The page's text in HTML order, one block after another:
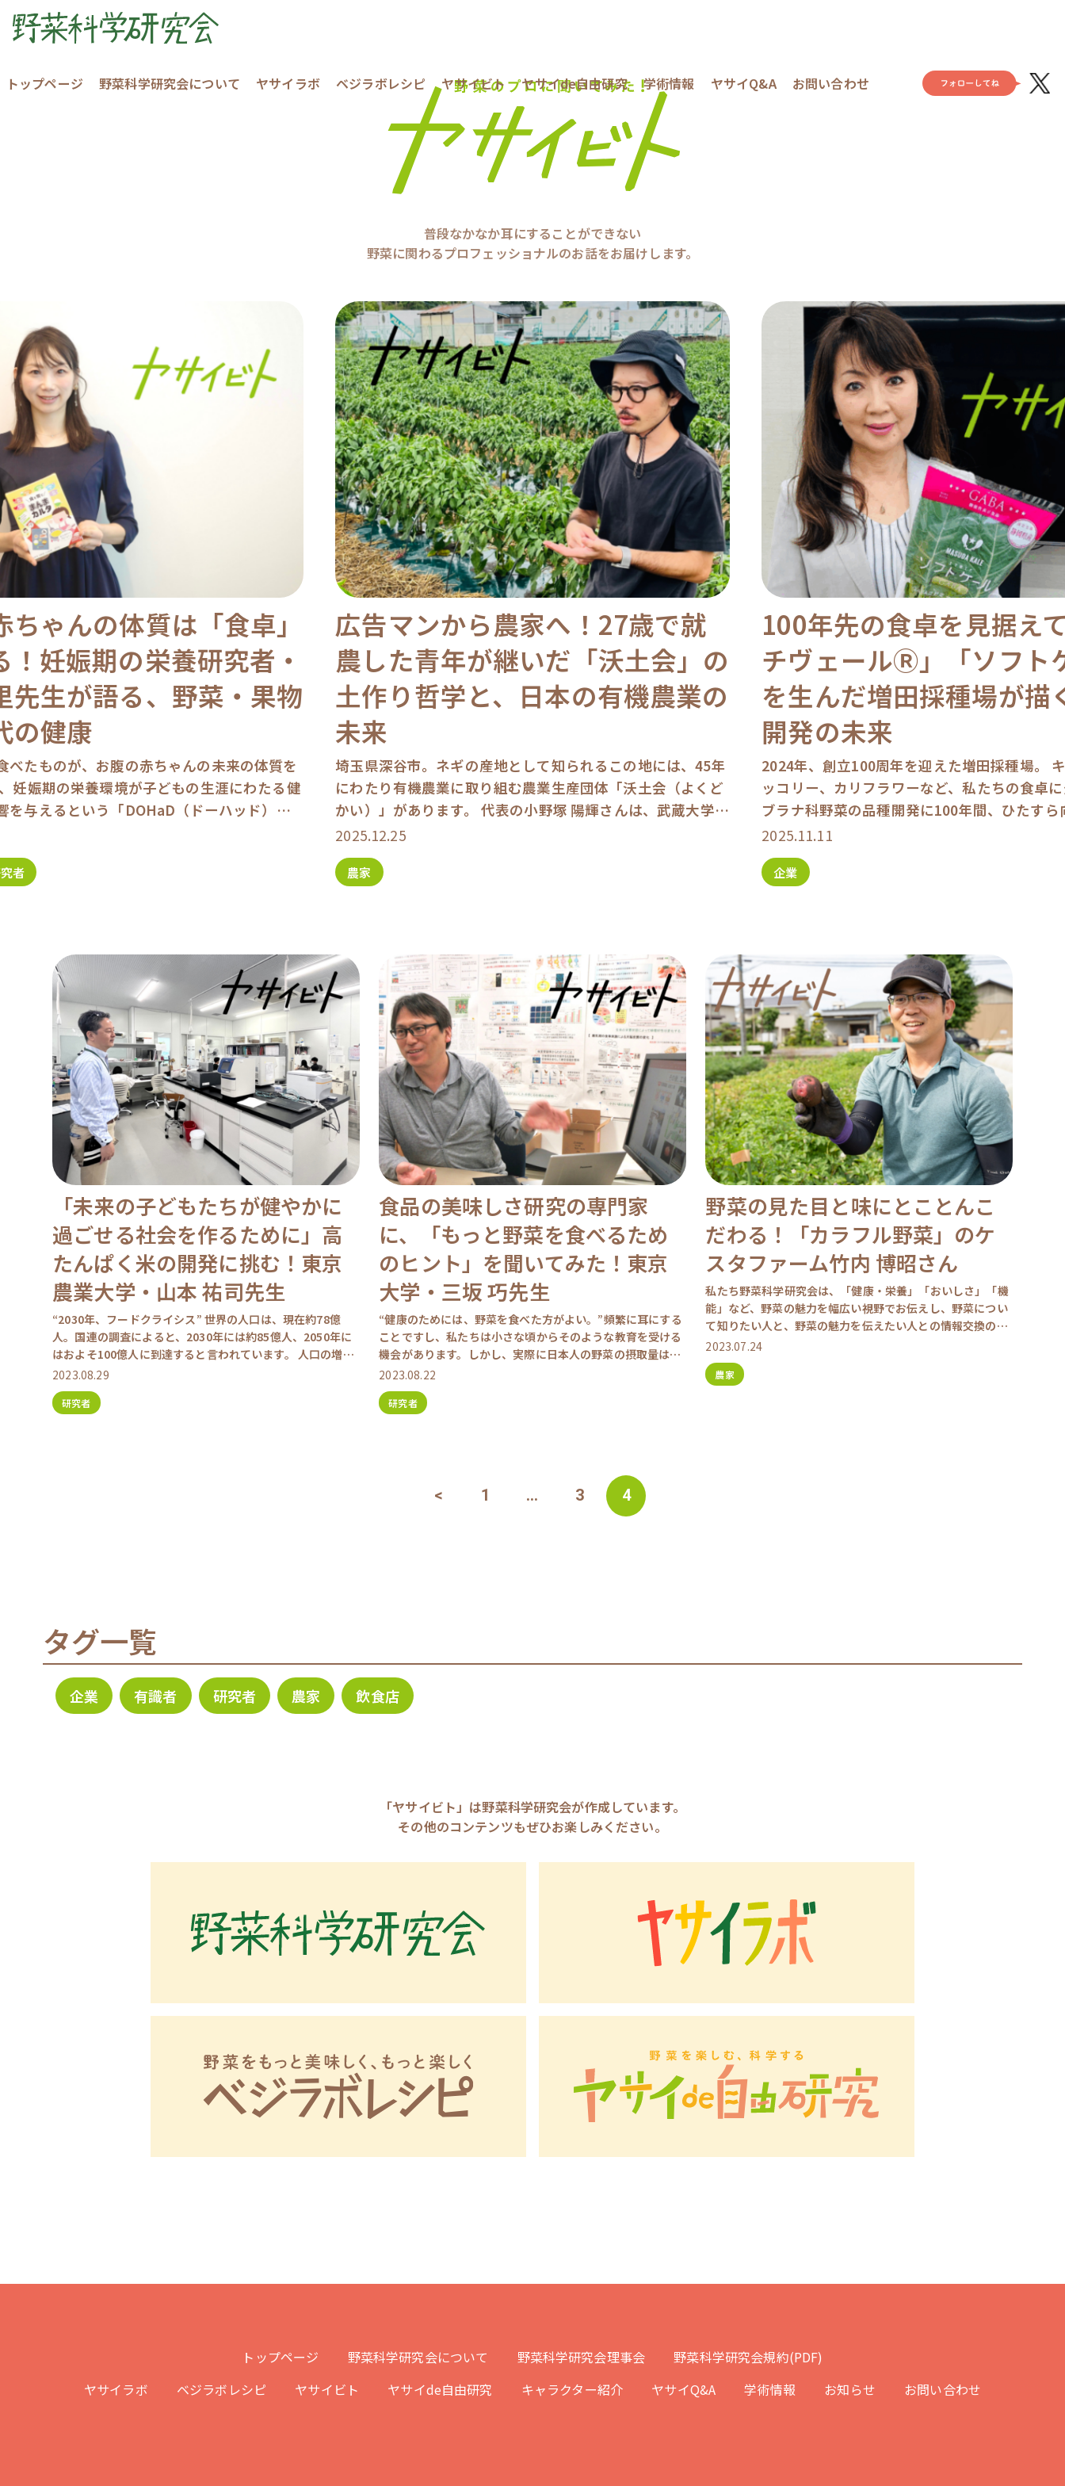
トップページ 野菜科学研究会について ヤサイラボ ベジラボレシピ ヤサイビト ヤサイde自由研究 学術情報 ヤサイQ&A お問い合わせ
普段なかなか耳にすることができない
野菜に関わるプロフェッショナルのお話をお届けします。
ちゃんの体質は「食卓」
！妊娠期の栄養研究者・
先生が語る、野菜・果物
の健康
べたものが、お腹の赤ちゃんの未来の体質を
妊娠期の栄養環境が子どもの生涯にわたる健
を与えるという「DOHaD（ドーハッド）
者
広告マンから農家へ！27歳で就
農した青年が継いだ「沃土会」の
土作り哲学と、日本の有機農業の
未来
埼玉県深谷市。ネギの産地として知られるこの地には、45年
にわたり有機農業に取り組む農業生産団体「沃土会（よくど
かい）」があります。 代表の小野塚 陽輝さんは、武蔵大学を
卒業後、広告制作会社に勤務。しかし、27歳で退職し、 […]
2025.12.25
農家
100年先の食卓を見据え
チヴェールⓇ」「ソフト
を生んだ増田採種場が描
開発の未来
2024年、創立100周年を迎えた増田採種場。
ッコリー、カリフラワーなど、私たちの食卓
ブラナ科野菜の品種開発に100年間、ひたすら
た種苗会社です。 戦後の食糧難には「安定し
2025.11.11
企業
「未来の子どもたちが健やかに
過ごせる社会を作るために」高
たんぱく米の開発に挑む！東京
農業大学・山本 祐司先生
“2030年、フードクライシス” 世界の人口は、現在約78億
人。国連の調査によると、2030年には約85億人、2050年に
はおよそ100億人に到達すると言われています。 人口の増
加、そして、欧米化や肉食化といった世界的な […]
2023.08.29
研究者
食品の美味しさ研究の専門家
に、「もっと野菜を食べるため
のヒント」を聞いてみた！東京
大学・三坂 巧先生
“健康のためには、野菜を食べた方がよい。”頻繁に耳にする
ことですし、私たちは小さな頃からそのような教育を受ける
機会があります。しかし、実際に日本人の野菜の摂取量は目
標とする値には届いていないのが現状です。 健康のためだけ
[…]
2023.08.22
研究者
野菜の見た目と味にとことんこ
だわる！「カラフル野菜」のケ
スタファーム竹内 博昭さん
私たち野菜科学研究会は、「健康・栄養」「おいしさ」「機
能」など、野菜の魅力を幅広い視野でお伝えし、野菜につい
て知りたい人と、野菜の魅力を伝えたい人との情報交換の場
をつくっています。 もっと野菜を身近に感じて欲しいという
思 […]
2023.07.24
農家
< 1 … 3 4
タグ一覧
企業 有識者 研究者 農家 飲食店
「ヤサイビト」は野菜科学研究会が作成しています。
その他のコンテンツもぜひお楽しみください。
トップページ 野菜科学研究会について 野菜科学研究会理事会
野菜科学研究会規約(PDF)
ヤサイラボ
ベジラボレシピ ヤサイビト ヤサイde自由研究 キャラクター紹介 ヤサイQ&A 学術情報 お知らせ お問い合わせ